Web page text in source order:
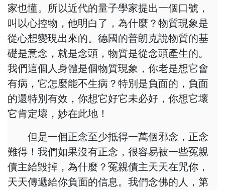
家也懂。所以近代的量子學家提出一個口號，
叫以心控物，他明白了，為什麼？物質現象是
從心想變現出來的。德國的普朗克說物質的基
礎是意念，就是念頭，物質是從念頭產生的。
我們這個人身體是個物質現象，你老是想它會
有病，它怎麼能不生病？特別是負面的，負面
的還特別有效，你想它好它未必好，你想它壞
它肯定壞，妙在此地！
但是一個正念至少抵得一萬個邪念，正念
難得！我們如果沒有正念，很容易被一些冤親
債主給毀掉，為什麼？冤親債主天天在咒你，
天天傳遞給你負面的信息。我們念佛的人，第